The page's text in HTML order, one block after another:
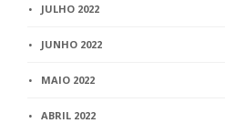
JULHO 2022
JUNHO 2022
MAIO 2022
ABRIL 2022